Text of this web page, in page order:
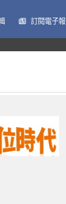
訂閱電子報